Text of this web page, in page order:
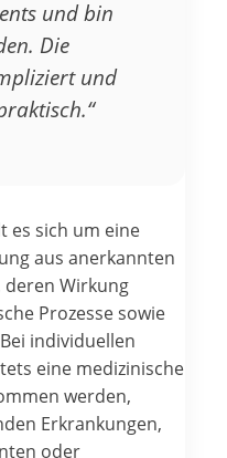
und bin
Die
und
es sich um eine
aus anerkannten
Wirkung
Prozesse sowie
individuellen
eine medizinische
werden,
Erkrankungen,
oder